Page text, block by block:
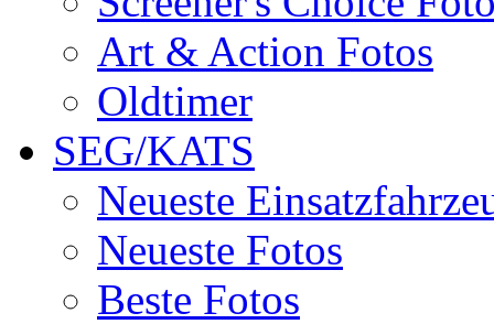
Art & Action Fotos
Oldtimer
SEG/KATS
Neueste
Neueste Fotos
Beste Fotos